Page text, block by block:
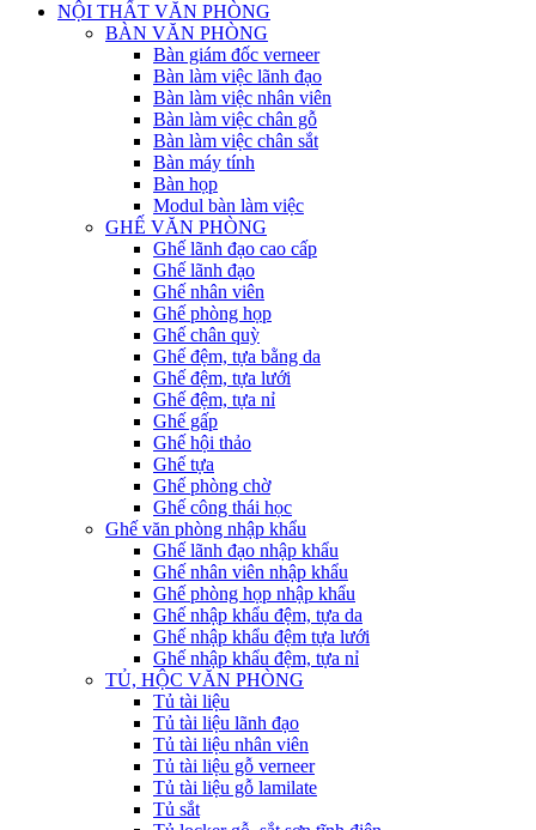
NỘI THẤT VĂN PHÒNG
BÀN VĂN PHÒNG
Bàn giám đốc verneer
Bàn làm việc lãnh đạo
Bàn làm việc nhân viên
Bàn làm việc chân gỗ
Bàn làm việc chân sắt
Bàn máy tính
Bàn họp
Modul bàn làm việc
GHẾ VĂN PHÒNG
Ghế lãnh đạo cao cấp
Ghế lãnh đạo
Ghế nhân viên
Ghế phòng họp
Ghế chân quỳ
Ghế đệm, tựa bằng da
Ghế đệm, tựa lưới
Ghế đệm, tựa nỉ
Ghế gấp
Ghế hội thảo
Ghế tựa
Ghế phòng chờ
Ghế công thái học
Ghế văn phòng nhập khẩu
Ghế lãnh đạo nhập khẩu
Ghế nhân viên nhập khẩu
Ghế phòng họp nhập khẩu
Ghế nhập khẩu đệm, tựa da
Ghế nhập khẩu đệm tựa lưới
Ghế nhập khẩu đệm, tựa nỉ
TỦ, HỘC VĂN PHÒNG
Tủ tài liệu
Tủ tài liệu lãnh đạo
Tủ tài liệu nhân viên
Tủ tài liệu gỗ verneer
Tủ tài liệu gỗ lamilate
Tủ sắt